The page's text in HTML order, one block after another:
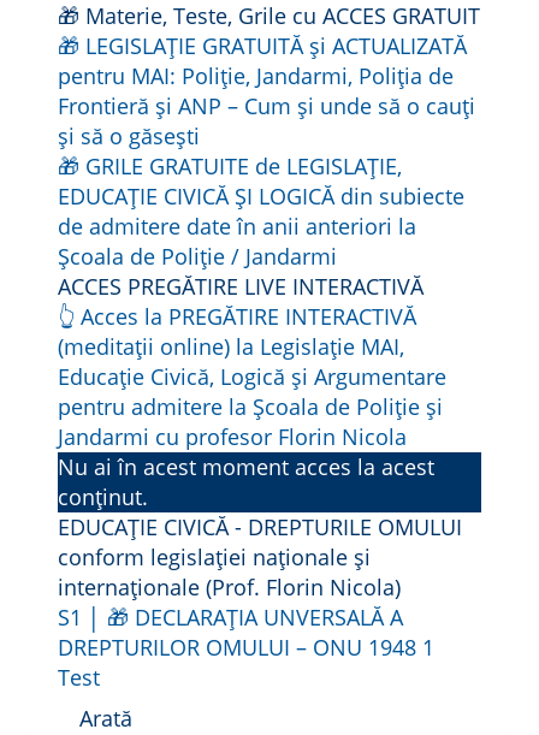
🎁 Materie, Teste, Grile cu ACCES GRATUIT
🎁 LEGISLAȚIE GRATUITĂ și ACTUALIZATĂ
pentru MAI: Poliție, Jandarmi, Poliția de
Frontieră și ANP – Cum și unde să o cauți
și să o găsești
🎁 GRILE GRATUITE de LEGISLAȚIE,
EDUCAȚIE CIVICĂ ȘI LOGICĂ din subiecte
de admitere date în anii anteriori la
Școala de Poliție / Jandarmi
ACCES PREGĂTIRE LIVE INTERACTIVĂ
👆 Acces la PREGĂTIRE INTERACTIVĂ
(meditații online) la Legislație MAI,
Educație Civică, Logică și Argumentare
pentru admitere la Școala de Poliție și
Jandarmi cu profesor Florin Nicola
Nu ai în acest moment acces la acest
conținut.
EDUCAȚIE CIVICĂ - DREPTURILE OMULUI
conform legislației naționale și
internaționale (Prof. Florin Nicola)
S1 │ 🎁 DECLARAȚIA UNVERSALĂ A
DREPTURILOR OMULUI – ONU 1948 1
Test
Arată